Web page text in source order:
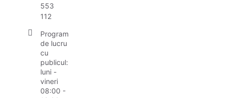
553
112
Program
de lucru
cu
publicul:
luni -
vineri
08:00 -